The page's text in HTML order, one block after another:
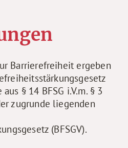
Barrierefreiheit ergeben
§ 14 BFSG i.V.m. § 3
zugrunde liegenden
(BFSGV).